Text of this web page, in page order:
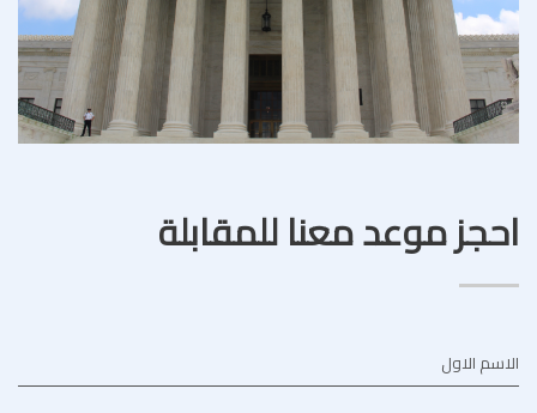
احجز موعد معنا للمقابلة
الاسم الاول